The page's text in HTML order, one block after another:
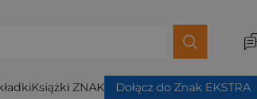
Książki ZNAK Dołącz do Znak EKSTRA